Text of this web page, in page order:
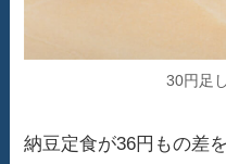
30円足
納豆定食が36円もの差